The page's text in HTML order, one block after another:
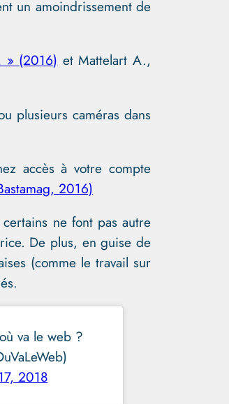
un amoindrissement de
» (2016) et Mattelart A.,
plusieurs caméras dans
accès à votre compte
2016)
ne font pas autre
De plus, en guise de
(comme le travail sur
va le web ?
2018